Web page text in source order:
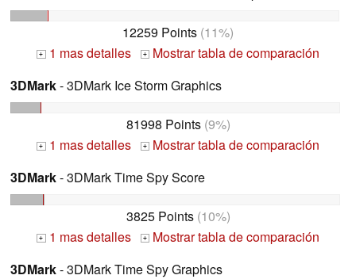
12259 Points (11%)
+ 1 mas detalles +
Mostrar tabla de comparación
3DMark- 3DMark Ice Storm Graphics
81998 Points(9%)
+ 1 mas detalles +
Mostrar tabla de comparación
3DMark- 3DMark Time Spy Score
3825 Points(10%)
+ 1 mas detalles +
Mostrar tabla de comparación
3DMark- 3DMark Time Spy Graphics